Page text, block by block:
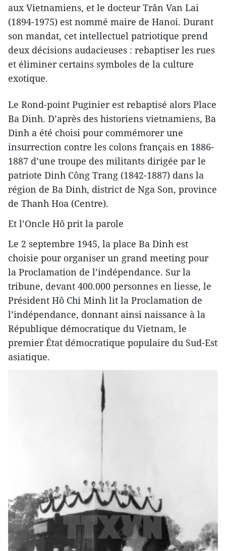
aux Vietnamiens, et le docteur Trân Van Lai
(1894-1975) est nommé maire de Hanoi. Durant
son mandat, cet intellectuel patriotique prend
deux décisions audacieuses : rebaptiser les rues
et éliminer certains symboles de la culture
exotique.
Le Rond-point Puginier est rebaptisé alors Place
Ba Dinh. D’après des historiens vietnamiens, Ba
Dinh a été choisi pour commémorer une
insurrection contre les colons français en 1886-
1887 d’une troupe des militants dirigée par le
patriote Dinh Công Trang (1842-1887) dans la
région de Ba Dinh, district de Nga Son, province
de Thanh Hoa (Centre).
Et l’Oncle Hô prit la parole
Le 2 septembre 1945, la place Ba Dinh est
choisie pour organiser un grand meeting pour
la Proclamation de l’indépendance. Sur la
tribune, devant 400.000 personnes en liesse, le
Président Hô Chi Minh lit la Proclamation de
l’indépendance, donnant ainsi naissance à la
République démocratique du Vietnam, le
premier État démocratique populaire du Sud-Est
asiatique.